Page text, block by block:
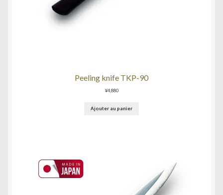
Peeling knife TKP-90
¥4,880
Ajouter au panier